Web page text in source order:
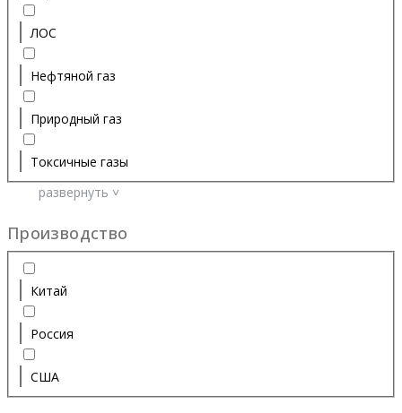
ЛОС
Нефтяной газ
Природный газ
Токсичные газы
развернуть ˅
Производство
Китай
Россия
США